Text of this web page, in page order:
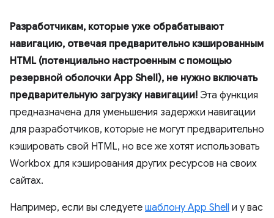
Разработчикам, которые уже обрабатывают
навигацию, отвечая предварительно кэшированным
HTML (потенциально настроенным с помощью
резервной оболочки App Shell), не нужно включать
предварительную загрузку навигации! Эта функция
предназначена для уменьшения задержки навигации
для разработчиков, которые не могут предварительно
кэшировать свой HTML, но все же хотят использовать
Workbox для кэширования других ресурсов на своих
сайтах.
Например, если вы следуете шаблону App Shell и у вас